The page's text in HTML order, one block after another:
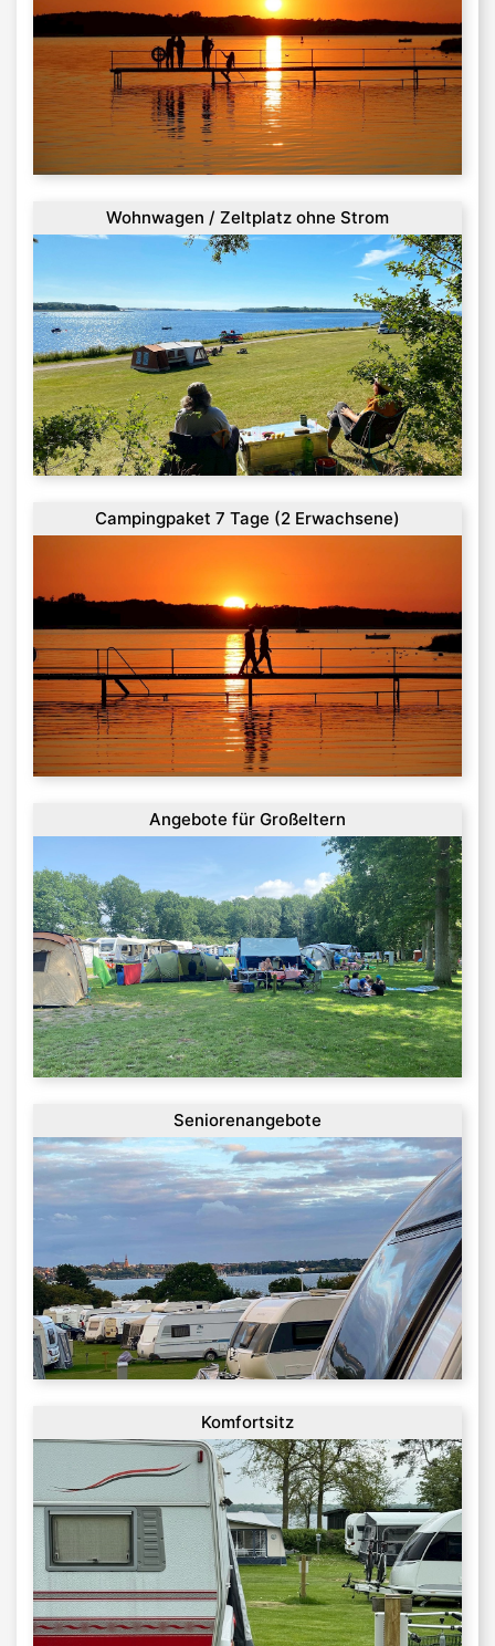
Wohnwagen / Zeltplatz ohne Strom
Campingpaket 7 Tage (2 Erwachsene)
Angebote für Großeltern
Seniorenangebote
Komfortsitz